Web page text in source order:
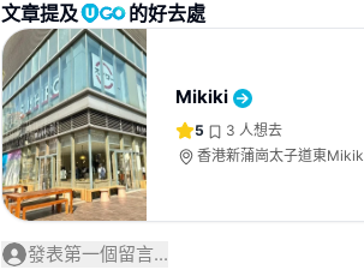
文章提及 的好去處
Mikiki
5 3 人想去
香港新蒲崗太子道東
發表第一個留言...